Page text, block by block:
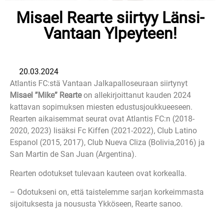
Misael Rearte siirtyy Länsi-
Vantaan Ylpeyteen!
20.03.2024
Atlantis FC:stä Vantaan Jalkapalloseuraan siirtynyt
Misael ”Mike” Rearteon allekirjoittanut kauden 2024
kattavan sopimuksen miesten edustusjoukkueeseen.
Rearten aikaisemmat seurat ovat Atlantis FC:n (2018-
2020, 2023) lisäksi Fc Kiffen (2021-2022), Club Latino
Espanol (2015, 2017), Club Nueva Cliza (Bolivia,2016) ja
San Martin de San Juan (Argentina).
Rearten odotukset tulevaan kauteen ovat korkealla.
– Odotukseni on, että taistelemme sarjan korkeimmasta
sijoituksesta ja noususta Ykköseen, Rearte sanoo.